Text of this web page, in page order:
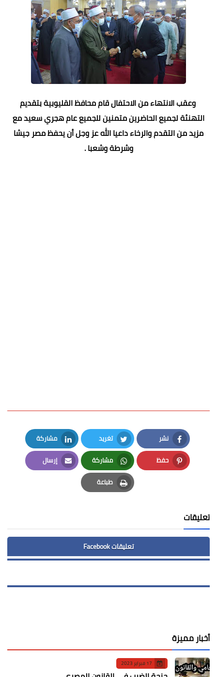
وعقب الانتهاء من الاحتفال قام محافظ القليوبية بتقديم
التهنئة لجميع الحاضرين متمنين للجميع عام هجري سعيد مع
مزيد من التقدم والرخاء داعيا الله عز وجل أن يحفظ مصر جيشا
وشرطة وشعبا .
نشر
Facebook
تغريد
Twitter
مشاركة
LinkedIn
حفظ
Pinterest
مشاركة
Whatsapp
إرسال
Email
طباعة
Print
تعليقات
تعليقات Facebook
أخبار مميزة
17 فبراير 2023